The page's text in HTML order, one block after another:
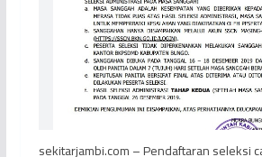
sekitarjambi.com – Pendaftaran seleksi